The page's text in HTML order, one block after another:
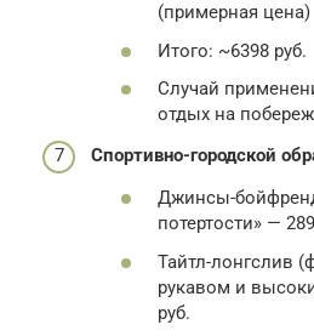
(примерная цена)
Итого: ~6398 руб.
Случай
отдых на
Спортивно-городской
Джинсы-
потертости» —
Тайтл-лонгслив
рукавом и
руб.